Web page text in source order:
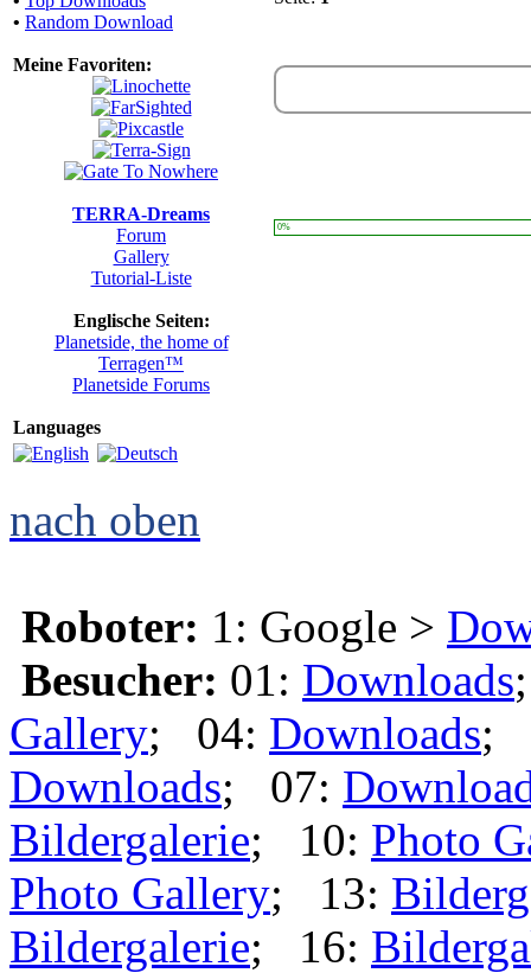
• Random Download
Meine Favoriten:
TERRA-Dreams
Forum
Gallery
Tutorial-Liste
Englische Seiten:
Planetside, the home of
Terragen™
Planetside Forums
Languages
0%
nach oben
Roboter: 1: Google >
Besucher: 01: Downloads
Gallery; 04: Downloads;
Downloads; 07:
Bildergalerie; 10: Photo
Photo Gallery; 13:
Bildergalerie; 16: